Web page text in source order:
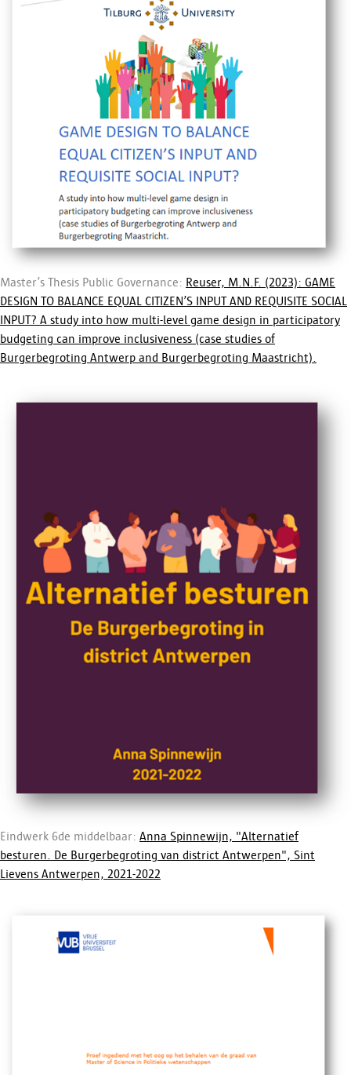
Master’s Thesis Public Governance: Reuser, M.N.F. (2023): GAME
DESIGN TO BALANCE EQUAL CITIZEN’S INPUT AND REQUISITE SOCIAL
INPUT? A study into how multi-level game design in participatory
budgeting can improve inclusiveness (case studies of
Burgerbegroting Antwerp and Burgerbegroting Maastricht).
Eindwerk 6de middelbaar: Anna Spinnewijn, "Alternatief
besturen. De Burgerbegroting van district Antwerpen", Sint
Lievens Antwerpen, 2021-2022